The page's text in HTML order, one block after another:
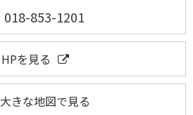
018-853-1201
HPを見る
大きな地図で見る